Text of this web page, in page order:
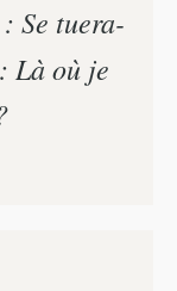
Se tuera-
Là où je